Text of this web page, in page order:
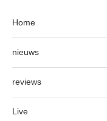
Home
nieuws
reviews
Live